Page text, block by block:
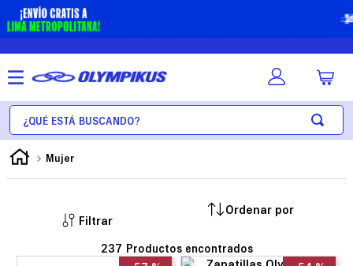
¿Qué está buscando?
Mujer
Filtrar
237